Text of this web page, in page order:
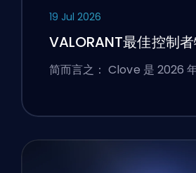
19 Jul 2026
VALORANT最佳控制
简而言之： Clove 是 2026